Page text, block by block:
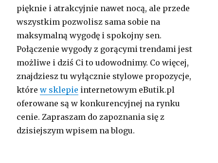
pięknie i atrakcyjnie nawet nocą, ale przede
wszystkim pozwolisz sama sobie na
maksymalną wygodę i spokojny sen.
Połączenie wygody z gorącymi trendami jest
możliwe i dziś Ci to udowodnimy. Co więcej,
znajdziesz tu wyłącznie stylowe propozycje,
którew sklepie internetowym eButik.pl
oferowane są w konkurencyjnej na rynku
cenie. Zapraszam do zapoznania się z
dzisiejszym wpisem na blogu.